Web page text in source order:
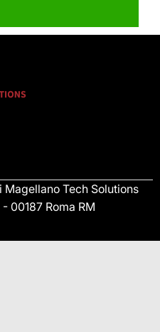
Tech Solutions
00187 Roma RM